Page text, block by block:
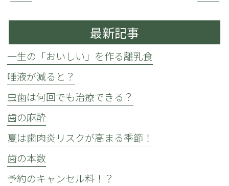
最新記事
一生の「おいしい」を作る離乳食
唾液が減ると？
虫歯は何回でも治療できる？
歯の麻酔
夏は歯肉炎リスクが高まる季節！
歯の本数
予約のキャンセル料！？